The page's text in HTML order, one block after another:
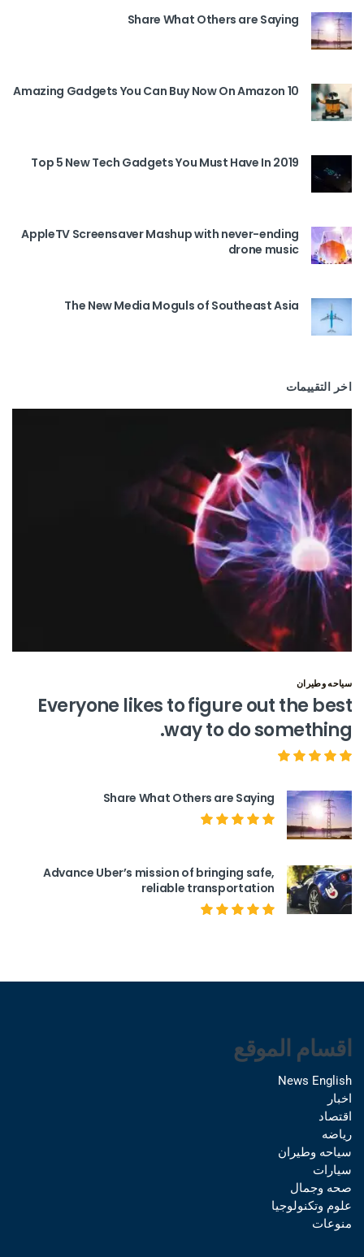
Share What Others are Saying
10 Amazing Gadgets You Can Buy Now On Amazon
Top 5 New Tech Gadgets You Must Have In 2019
AppleTV Screensaver Mashup with never-ending
drone music
The New Media Moguls of Southeast Asia
اخر التقييمات
سياحه وطيران
Everyone likes to figure out the best
way to do something.
Share What Others are Saying
Advance Uber’s mission of bringing safe,
reliable transportation
اقسام الموقع
News English
اخبار
اقتصاد
رياضه
سياحه وطيران
سيارات
صحه وجمال
علوم وتكنولوجيا
منوعات